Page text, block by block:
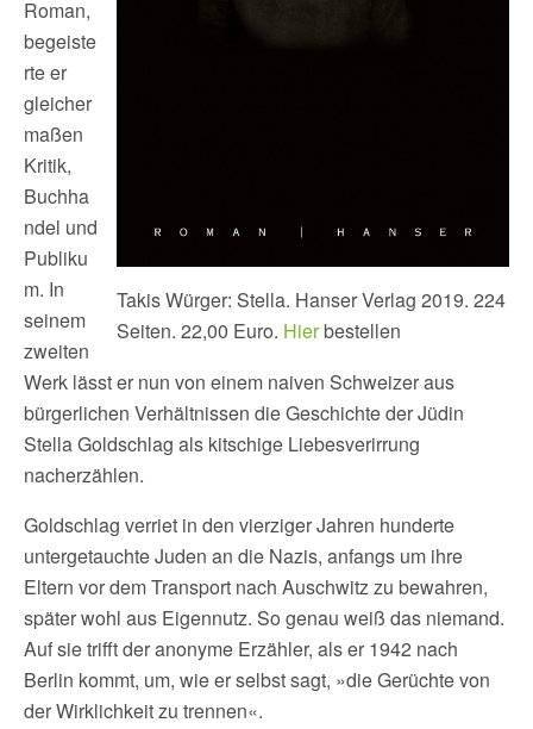
Takis Würger: Stella. Hanser Verlag 2019. 224
Seiten. 22,00 Euro. Hierbestellen
Roman,
begeiste
rte er
gleicher
maßen
Kritik,
Buchha
ndel und
Publiku
m. In
seinem
zweiten
Werk lässt er nun von einem naiven Schweizer aus
bürgerlichen Verhältnissen die Geschichte der Jüdin
Stella Goldschlag als kitschige Liebesverirrung
nacherzählen.
Goldschlag verriet in den vierziger Jahren hunderte
untergetauchte Juden an die Nazis, anfangs um ihre
Eltern vor dem Transport nach Auschwitz zu bewahren,
später wohl aus Eigennutz. So genau weiß das niemand.
Auf sie trifft der anonyme Erzähler, als er 1942 nach
Berlin kommt, um, wie er selbst sagt, »die Gerüchte von
der Wirklichkeit zu trennen«.